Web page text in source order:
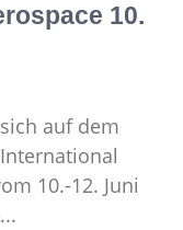
10.
auf dem
10.-12. Juni